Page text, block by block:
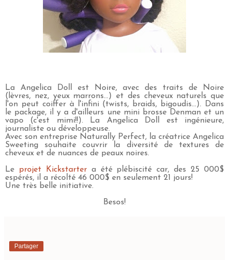
La Angelica Doll est Noire, avec des traits de Noire
(lèvres, nez, yeux marrons...) et des cheveux naturels que
l'on peut coiffer à l'infini (twists, braids, bigoudis...). Dans
le package, il y a d'ailleurs une mini brosse Denman et un
vapo (c'est mimi!!). La Angelica Doll est ingénieure,
journaliste ou développeuse.
Avec son entreprise Naturally Perfect, la créatrice Angelica
Sweeting souhaite couvrir la diversité de textures de
cheveux et de nuances de peaux noires.
Le projet Kickstartera été plébiscité car, des 25 000$
espérés, il a récolté 46 000$ en seulement 21 jours!
Une très belle initiative.
Besos!
Partager